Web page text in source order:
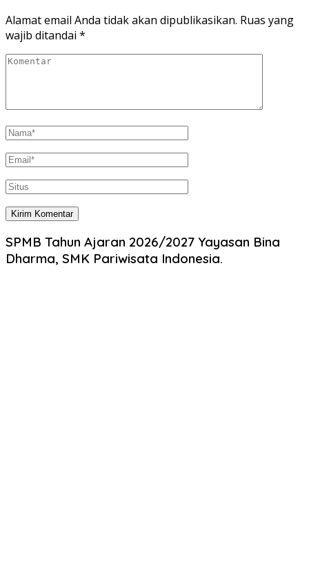
Alamat email Anda tidak akan dipublikasikan. Ruas yang
wajib ditandai *
SPMB Tahun Ajaran 2026/2027 Yayasan Bina
Dharma, SMK Pariwisata Indonesia.